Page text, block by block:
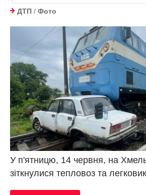
ДТП / Фото
У п'ятницю, 14 червня, на
зіткнулися тепловоз та легковик